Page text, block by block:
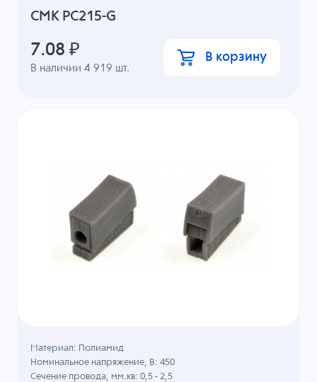
СМК PC215-G
В наличии4 919 шт.
7.08 ₽ В корзину
Материал: Полиамид
Номинальное напряжение, B: 450
Сечение провода, мм.кв: 0,5 - 2,5